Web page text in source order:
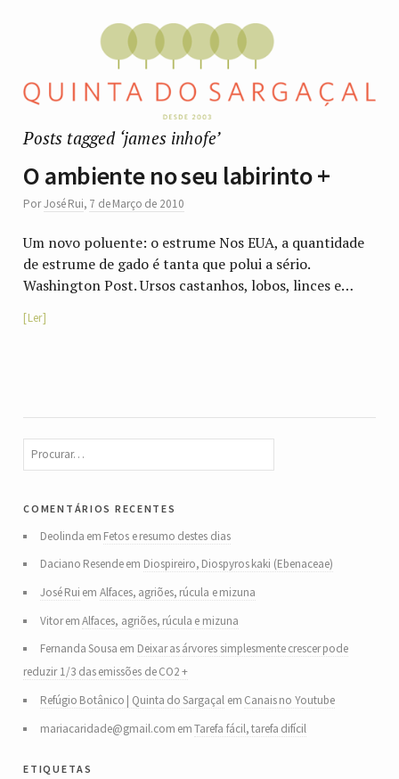
Posts tagged ‘james inhofe’
O ambiente no seu labirinto +
PorJosé Rui, 7 de Março de 2010
Um novo poluente: o estrume Nos EUA, a quantidade
de estrume de gado é tanta que polui a sério.
Washington Post. Ursos castanhos, lobos, linces e…
Ler
comentários recentes
Deolinda em Fetos e resumo destes dias
Daciano Resendeem Diospireiro, Diospyros kaki (Ebenaceae)
José Rui em Alfaces, agriões, rúcula e mizuna
VitoremAlfaces, agriões, rúcula e mizuna
Fernanda Sousa em Deixar as árvores simplesmente crescer pode
reduzir 1/3 das emissões de CO2 +
Refúgio Botânico | Quinta do Sargaçal em Canais no Youtube
mariacaridade@gmail.com emTarefa fácil, tarefa difícil
etiquetas